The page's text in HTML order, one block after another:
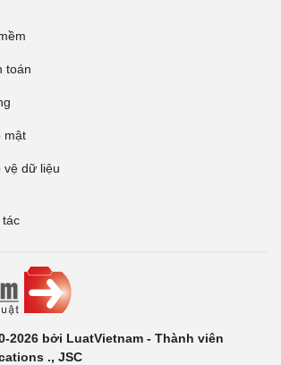
toán
mật
vệ dữ liệu
2026 bởi LuatVietnam - Thành viên
., JSC